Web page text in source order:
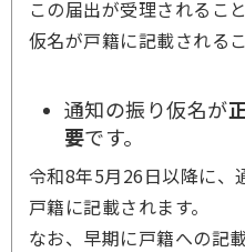
この届出が受理されるこ
仮名が戸籍に記載される
通知の振り仮名が
要です。
令和8年5月26日以降に、
戸籍に記載されます。
なお、早期に戸籍への記